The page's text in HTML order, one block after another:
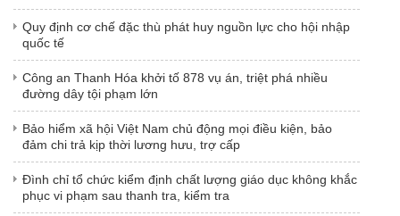
Quy định cơ chế đặc thù phát huy nguồn lực cho hội nhập
quốc tế
Công an Thanh Hóa khởi tố 878 vụ án, triệt phá nhiều
đường dây tội phạm lớn
Bảo hiểm xã hội Việt Nam chủ động mọi điều kiện, bảo
đảm chi trả kịp thời lương hưu, trợ cấp
Đình chỉ tổ chức kiểm định chất lượng giáo dục không khắc
phục vi phạm sau thanh tra, kiểm tra